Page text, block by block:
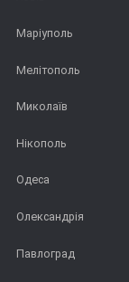
Маріуполь
Мелітополь
Миколаїв
Нікополь
Одеса
Олександрія
Павлоград